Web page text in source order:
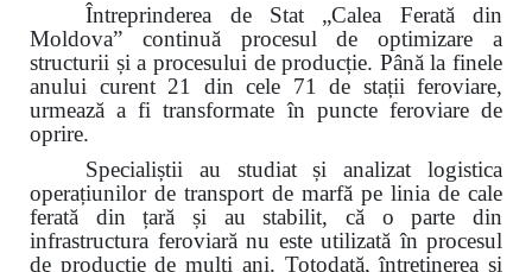
Întreprinderea de Stat „Calea Ferată din
Moldova” continuă procesul de optimizare a
structurii și a procesului de producție. Până la finele
anului curent 21 din cele 71 de stații feroviare,
urmează a fi transformate în puncte feroviare de
oprire.
Specialiștii au studiat și analizat logistica
operațiunilor de transport de marfă pe linia de cale
ferată din țară și au stabilit, că o parte din
infrastructura feroviară nu este utilizată în procesul
de producție de mulți ani. Totodată, întreținerea și